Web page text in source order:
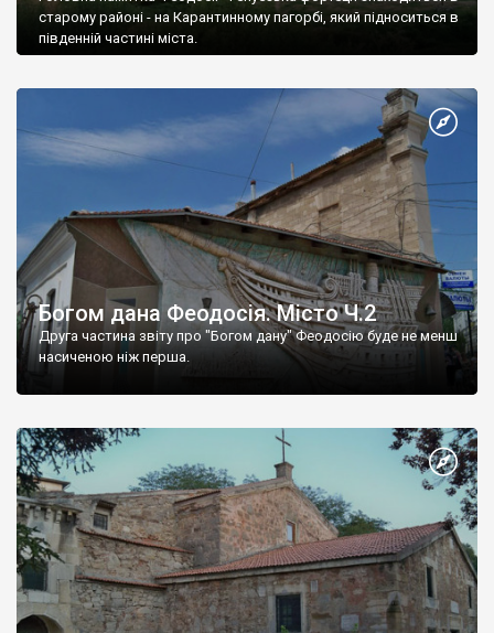
старому районі - на Карантинному пагорбі, який підноситься в
південній частині міста.
Богом дана Феодосія. Місто Ч.2
Друга частина звіту про "Богом дану" Феодосію буде не менш
насиченою ніж перша.